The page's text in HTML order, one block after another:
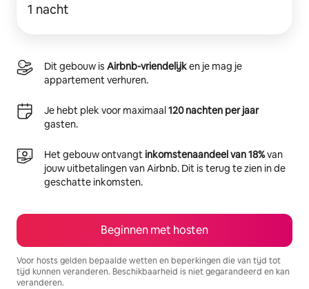
1 nacht
Dit gebouw is Airbnb-vriendelijken je mag je
appartement verhuren.
Je hebt plek voor maximaal120 nachten per jaar
gasten.
Het gebouw ontvangtinkomstenaandeel van 18%van
jouw uitbetalingen van Airbnb. Dit is terug te zien in de
geschatte inkomsten.
Beginnen met hosten
Voor hosts gelden bepaalde wetten en beperkingen die van tijd tot
tijd kunnen veranderen. Beschikbaarheid is niet gegarandeerd en kan
veranderen.